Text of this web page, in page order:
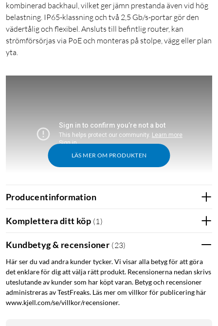
kombinerad backhaul, vilket ger jämn prestanda även vid hög
belastning. IP65-klassning och två 2,5 Gb/s-portar gör den
vädertålig och flexibel. Ansluts till befintlig router, kan
strömförsörjas via PoE och monteras på stolpe, vägg eller plan
yta.
LÄS MER OM PRODUKTEN
Sammanfattning
Upp till 5 Gb/s Wifi 7-hastighet ger snabb uppkoppling
Två 2,5 Gb/s-portar ger extra hög fart och flexibilitet för
trådbundna enheter.
Klarar över 150 enheter och passar både hem, trädgård
och miljöer med många användare.
Flera monteringsalternativ gör att den kan sättas på
stolpe, vägg eller placeras på bord.
Producentinformation
Komplettera ditt köp (1 )
Kundbetyg & recensioner (23)
Här ser du vad andra kunder tycker. Vi visar alla betyg för att göra
det enklare för dig att välja rätt produkt. Recensionerna nedan skrivs
uteslutande av kunder som har köpt varan. Betyg och recensioner
administreras av TestFreaks. Läs mer om villkor för publicering här
www.kjell.com/se/villkor/recensioner.